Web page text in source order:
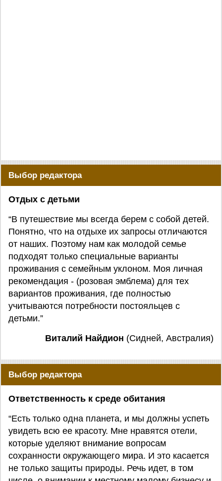
Выбор редактора
Отдых с детьми
“В путешествие мы всегда берем с собой детей.
Понятно, что на отдыхе их запросы отличаются
от наших. Поэтому нам как молодой семье
подходят только специальные варианты
проживания с семейным уклоном. Моя личная
рекомендация - (розовая эмблема) для тех
вариантов проживания, где полностью
учитываются потребности постояльцев с
детьми.”
Виталий Найдион (Сидней, Австралия)
Выбор редактора
Ответственность к среде обитания
“Есть только одна планета, и мы должны успеть
увидеть всю ее красоту. Мне нравятся отели,
которые уделяют внимание вопросам
сохранности окружающего мира. И это касается
не только защиты природы. Речь идет, в том